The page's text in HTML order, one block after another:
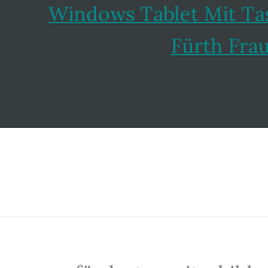
Windows Tablet Mit
Fürth